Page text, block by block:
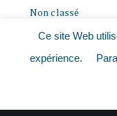
Non classé
Ce site Web
expérience.